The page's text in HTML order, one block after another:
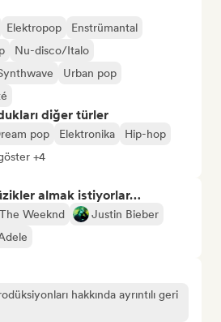
Elektropop
Enstrümantal
Nu-disco/Italo
Urban pop
diğer türler
pop Elektronika
Hip-hop
+4
almak istiyorlar…
The Weeknd
Justin Bieber
hakkında ayrıntılı geri